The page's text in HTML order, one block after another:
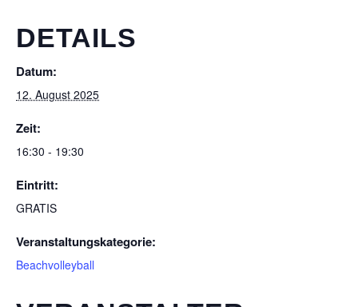
DETAILS
Datum:
12. August 2025
Zeit:
16:30 - 19:30
Eintritt:
GRATIS
Veranstaltungskategorie:
Beachvolleyball